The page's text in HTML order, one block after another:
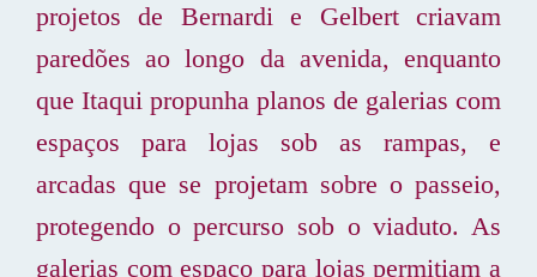
projetos de Bernardi e Gelbert criavam
paredões ao longo da avenida, enquanto
que Itaqui propunha planos de galerias com
espaços para lojas sob as rampas, e
arcadas que se projetam sobre o passeio,
protegendo o percurso sob o viaduto. As
galerias com espaço para lojas permitiam a